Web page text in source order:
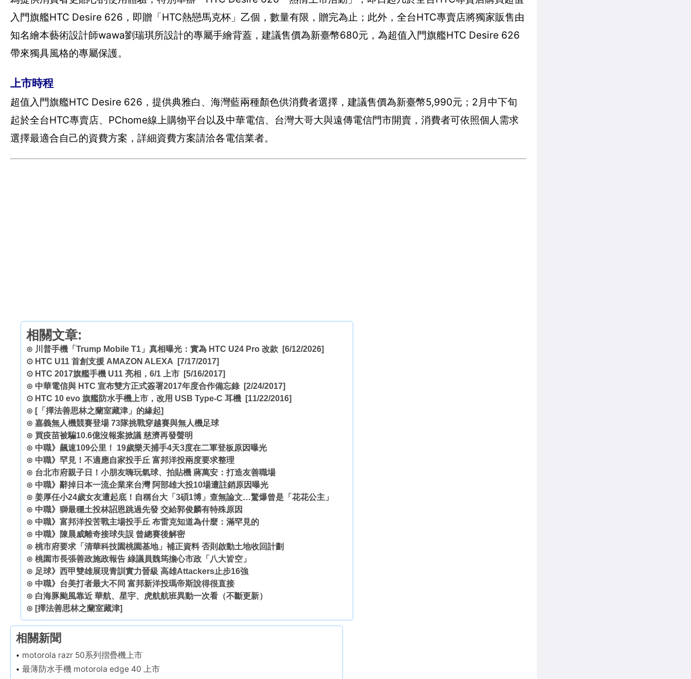
入門旗艦HTC Desire 626，即贈「HTC熱戀馬克杯」乙個，數量有限，贈完為止；此外，全台HTC專賣店將獨家販售由
知名繪本藝術設計師wawa劉瑞琪所設計的專屬手繪背蓋，建議售價為新臺幣680元，為超值入門旗艦HTC Desire 626
帶來獨具風格的專屬保護。
上市時程
超值入門旗艦HTC Desire 626，提供典雅白、海灣藍兩種顏色供消費者選擇，建議售價為新臺幣5,990元；2月中下旬
起於全台HTC專賣店、PChome線上購物平台以及中華電信、台灣大哥大與遠傳電信門市開賣，消費者可依照個人需求
選擇最適合自己的資費方案，詳細資費方案請洽各電信業者。
相關文章:
⊙ 川普手機「Trump Mobile T1」真相曝光：實為 HTC U24 Pro 改款 [6/12/2026]
⊙ HTC U11 首創支援 AMAZON ALEXA [7/17/2017]
⊙ HTC 2017旗艦手機 U11 亮相，6/1 上市 [5/16/2017]
⊙ 中華電信與 HTC 宣布雙方正式簽署2017年度合作備忘錄 [2/24/2017]
⊙ HTC 10 evo 旗艦防水手機上市，改用 USB Type-C 耳機 [11/22/2016]
⊙ [「擇法善思林之蘭室藏津」的緣起]
⊙ 嘉義無人機競賽登場 73隊挑戰穿越賽與無人機足球
⊙ 買疫苗被騙10.6億沒報案掀議 慈濟再發聲明
⊙ 中職》飆速109公里！ 19歲樂天捕手4天3度在二軍登板原因曝光
⊙ 中職》罕見！不適應自家投手丘 富邦洋投兩度要求整理
⊙ 台北市府親子日！小朋友嗨玩氣球、拍貼機 蔣萬安：打造友善職場
⊙ 中職》辭掉日本一流企業來台灣 阿部雄大投10場遭註銷原因曝光
⊙ 姜厚任小24歲女友遭起底！自稱台大「3碩1博」查無論文…驚爆曾是「花花公主」
⊙ 中職》獅最穩土投林詔恩跳過先發 交給郭俊麟有特殊原因
⊙ 中職》富邦洋投苦戰主場投手丘 布雷克知道為什麼：滿罕見的
⊙ 中職》陳晨威離奇接球失誤 曾總賽後解密
⊙ 桃市府要求「清華科技園桃園基地」補正資料 否則啟動土地收回計劃
⊙ 桃園市長張善政施政報告 綠議員魏筠擔心市政「八大皆空」
⊙ 足球》西甲雙雄展現青訓實力晉級 高雄Attackers止步16強
⊙ 中職》台美打者最大不同 富邦新洋投瑪帝斯說得很直接
⊙ 白海豚颱風靠近 華航、星宇、虎航航班異動一次看（不斷更新）
⊙ [擇法善思林之蘭室藏津]
相關新聞
motorola razr 50系列摺疊機上市
最薄防水手機 motorola edge 40 上市